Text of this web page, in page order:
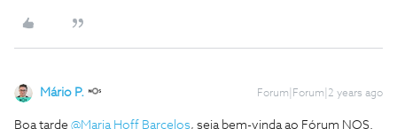
Mário P. Forum|Forum|2 years ago
Boa tarde @Maria Hoff Barcelos, seja bem-vinda ao Fórum NOS.